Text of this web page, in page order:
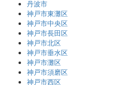
丹波市
神戸市東灘区
神戸市中央区
神戸市長田区
神戸市北区
神戸市垂水区
神戸市灘区
神戸市須磨区
神戸市西区